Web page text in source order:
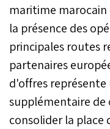
maritime
la présence des
principales routes
partenaires
d'offres
supplémentaire
consolider la place